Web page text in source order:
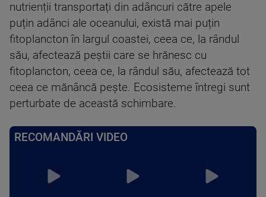
nutrienții transportați din adâncuri către apele
puțin adânci ale oceanului, există mai puțin
fitoplancton în largul coastei, ceea ce, la rândul
său, afectează peștii care se hrănesc cu
fitoplancton, ceea ce, la rândul său, afectează tot
ceea ce mănâncă pește. Ecosisteme întregi sunt
perturbate de această schimbare.
RECOMANDĂRI VIDEO